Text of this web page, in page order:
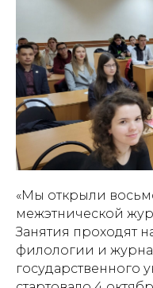
«Мы открыли
межэтнической
Занятия проходят
филологии и
государственного